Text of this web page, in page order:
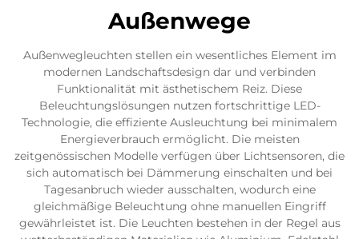
Außenwege
Außenwegleuchten stellen ein wesentliches Element im
modernen Landschaftsdesign dar und verbinden
Funktionalität mit ästhetischem Reiz. Diese
Beleuchtungslösungen nutzen fortschrittige LED-
Technologie, die effiziente Ausleuchtung bei minimalem
Energieverbrauch ermöglicht. Die meisten
zeitgenössischen Modelle verfügen über Lichtsensoren, die
sich automatisch bei Dämmerung einschalten und bei
Tagesanbruch wieder ausschalten, wodurch eine
gleichmäßige Beleuchtung ohne manuellen Eingriff
gewährleistet ist. Die Leuchten bestehen in der Regel aus